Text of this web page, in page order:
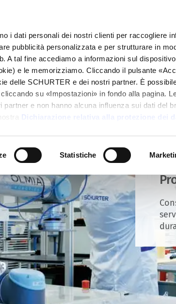
i dati personali dei nostri clienti per raccogliere
pubblicità personalizzata e per strutturare in
A tal fine accediamo a informazioni sul
e le memorizziamo. Cliccando il pulsante
delle SCHURTER e dei nostri partner. È
su «Impostazioni» in fondo alla pagina.
e non hanno alcuna influenza sui dati del
Dichiarazione relativa alla protezione dei
Statistiche